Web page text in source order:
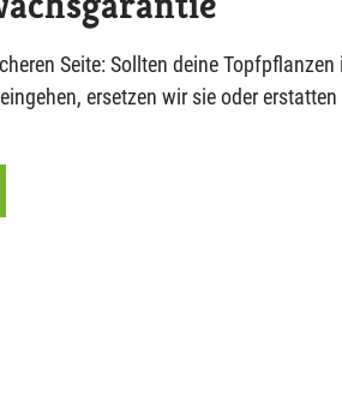
Seite: Sollten deine Topfpflanzen
ersetzen wir sie oder erstatten